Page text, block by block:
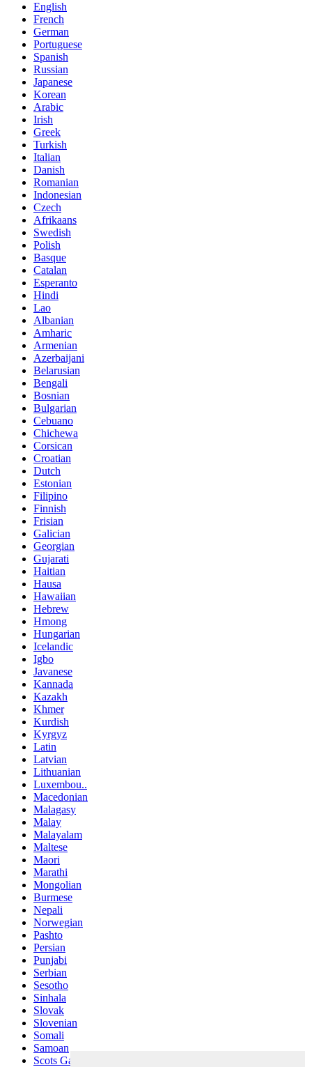
English
French
German
Portuguese
Spanish
Russian
Japanese
Korean
Arabic
Irish
Greek
Turkish
Italian
Danish
Romanian
Indonesian
Czech
Afrikaans
Swedish
Polish
Basque
Catalan
Esperanto
Hindi
Lao
Albanian
Amharic
Armenian
Azerbaijani
Belarusian
Bengali
Bosnian
Bulgarian
Cebuano
Chichewa
Corsican
Croatian
Dutch
Estonian
Filipino
Finnish
Frisian
Galician
Georgian
Gujarati
Haitian
Hausa
Hawaiian
Hebrew
Hmong
Hungarian
Icelandic
Igbo
Javanese
Kannada
Kazakh
Khmer
Kurdish
Kyrgyz
Latin
Latvian
Lithuanian
Luxembou..
Macedonian
Malagasy
Malay
Malayalam
Maltese
Maori
Marathi
Mongolian
Burmese
Nepali
Norwegian
Pashto
Persian
Punjabi
Serbian
Sesotho
Sinhala
Slovak
Slovenian
Somali
Samoan
Scots Gaelic